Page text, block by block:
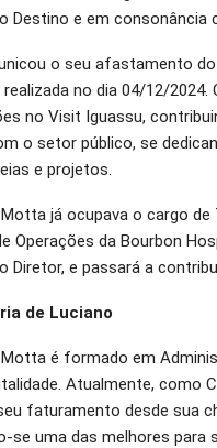
Destino e em consonância
o seu afastamento
realizada no dia 04/12/
no Visit Iguassu,
o setor público, se
e projetos.
já ocupava o cargo de
Operações da Bourbon
Diretor, e passará a
de Luciano
é formado em
Atualmente, como
faturamento desde sua
se uma das melhores para